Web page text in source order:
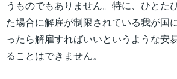
うものでもありません。特に、ひとた
た場合に解雇が制限されている我が国
ったら解雇すればいいというような安
ることはできません。